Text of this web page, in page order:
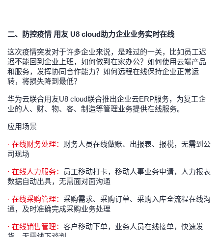
注
开
者
学
我
的
课
我
的
我
的
我
支
的
技
术
我
的
云
二、防控疫情 用友 U8 cloud助力企业业务实时在线
这次疫情突发对于许多企业来说，是难过的一关，比如员工迟
迟不能回到企业上班，如何做到在家办公？如何使用云端产品
和服务，发挥协同合作能力？如何远程在线保持企业正常运
转，将损失降到最低？
华为云联合用友U8 cloud联合推出企业云ERP服务，为复工企
业的人、财、物、客、制造等管理业务提供在线服务。
应用场景
· 在线财务处理： 财务人员在线做账、出报表、报税，无需到公
司现场
· 在线人力服务：
员工移动打卡，移动人事业务申请，人力报表
数据自动出具，无需面对面沟通
· 在线采购管理： 采购需求、采购订单、采购入库全流程在线沟
通，及时准确完成采购业务处理
· 在线销售管理： 客户移动下单，业务人员在线接单，快速发